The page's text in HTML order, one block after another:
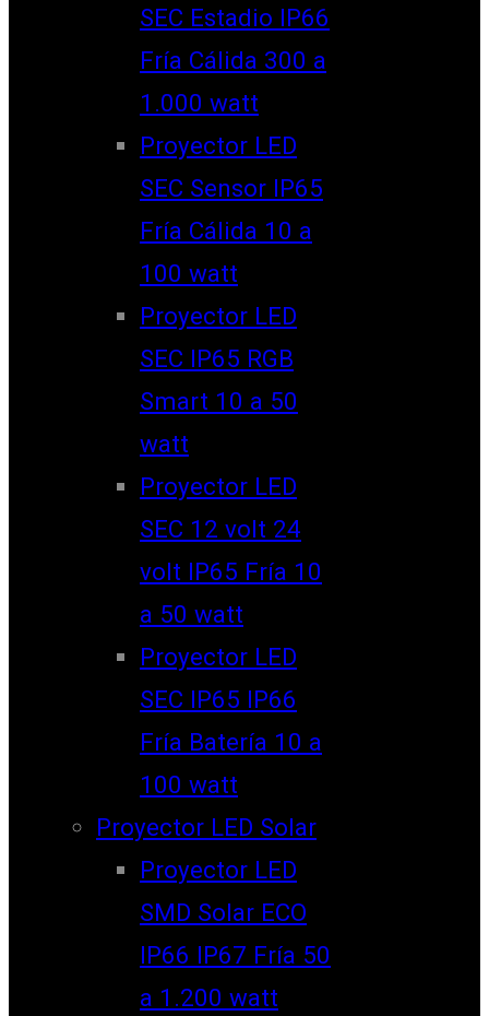
SEC Estadio IP66
Fría Cálida 300 a
1.000 watt
Proyector LED
SEC Sensor IP65
Fría Cálida 10 a
100 watt
Proyector LED
SEC IP65 RGB
Smart 10 a 50
watt
Proyector LED
SEC 12 volt 24
volt IP65 Fría 10
a 50 watt
Proyector LED
SEC IP65 IP66
Fría Batería 10 a
100 watt
Proyector LED Solar
Proyector LED
SMD Solar ECO
IP66 IP67 Fría 50
a 1.200 watt